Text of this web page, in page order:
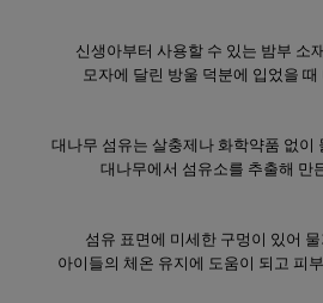
신생아부터 사용할 수 있는 밤부 소
모자에 달린 방울 덕분에 입었을 때
대나무 섬유는 살충제나 화학약품 없이
대나무에서 섬유소를 추출해 만
섬유 표면에 미세한 구멍이 있어
아이들의 체온 유지에 도움이 되고 피